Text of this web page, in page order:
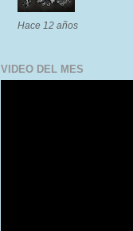
Hace 12 años
VIDEO DEL MES